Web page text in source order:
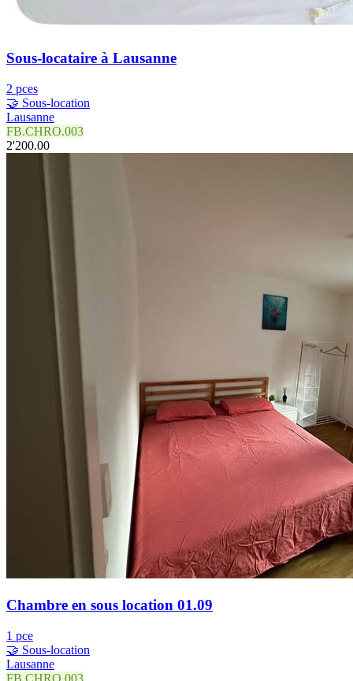
Sous-locataire à Lausanne
2 pces
🤝 Sous-location
Lausanne
FB.CHRO.003
2'200.00
Chambre en sous location 01.09
1 pce
🤝 Sous-location
Lausanne
FB.CHRO.003